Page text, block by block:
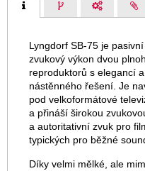
Lyngdorf SB-75 je
zvukový výkon dvou
reproduktorů s elegancí
nástěnného řešení. Je
pod velkoformátové
a přináší širokou
a autoritativní zvuk pro
typických pro běžné
Díky velmi mělké, ale